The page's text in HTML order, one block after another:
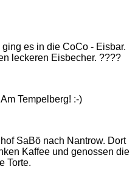
es in die CoCo - Eisbar.
leckeren Eisbecher. ????
Tempelberg! :-)
SaBö nach Nantrow. Dort
Kaffee und genossen die
Torte.